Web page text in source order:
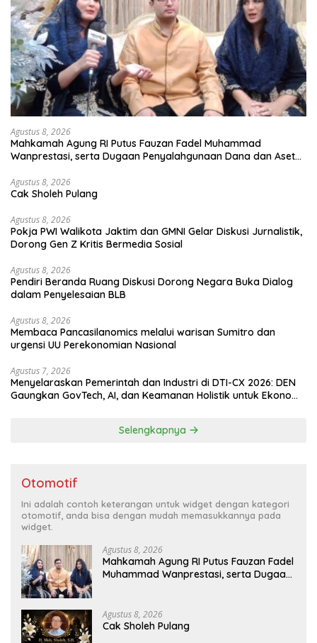
Agustus 8, 2026
Mahkamah Agung RI Putus Fauzan Fadel Muhammad
Wanprestasi, serta Dugaan Penyalahgunaan Dana dan Aset
Agustus 8, 2026
Cak Sholeh Pulang
Agustus 8, 2026
Pokja PWI Walikota Jaktim dan GMNI Gelar Diskusi Jurnalistik,
Dorong Gen Z Kritis Bermedia Sosial
Agustus 8, 2026
Pendiri Beranda Ruang Diskusi Dorong Negara Buka Dialog
dalam Penyelesaian BLB
Agustus 8, 2026
Membaca Pancasilanomics melalui warisan Sumitro dan
urgensi UU Perekonomian Nasional
Agustus 7, 2026
Menyelaraskan Pemerintah dan Industri di DTI-CX 2026: DEN
Gaungkan GovTech, AI, dan Keamanan Holistik untuk Ekonomi
Selengkapnya
Otomotif
Ini adalah contoh keterangan untuk widget dengan kategori
otomotif, anda bisa dengan mudah memasukkannya pada
widget.
Agustus 8, 2026
Mahkamah Agung RI Putus Fauzan Fadel
Muhammad Wanprestasi, serta Dugaan
Agustus 8, 2026
Cak Sholeh Pulang